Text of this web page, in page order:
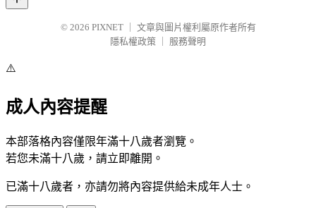
© 2026 PIXNET
文章與圖片權利屬原作者所有
隱私權政策
服務聲明
⚠️
成人內容提醒
本部落格內容僅限年滿十八歲者瀏覽。
若您未滿十八歲，請立即離開。
已滿十八歲者，亦請勿將內容提供給未成年人士。